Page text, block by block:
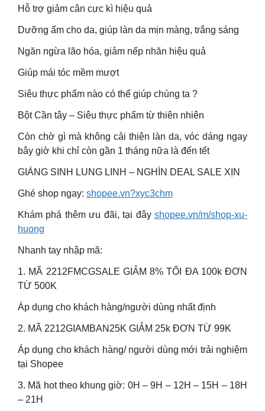
Hỗ trợ giảm cân cực kì hiệu quả
Dưỡng ẩm cho da, giúp làn da mịn màng, trắng sáng
Ngăn ngừa lão hóa, giảm nếp nhăn hiệu quả
Giúp mái tóc mềm mượt
Siêu thực phẩm nào có thể giúp chúng ta ?
Bột Cần tây – Siêu thực phẩm từ thiên nhiên
Còn chờ gì mà không cải thiện làn da, vóc dáng ngay
bây giờ khi chỉ còn gần 1 tháng nữa là đến tết
GIÁNG SINH LUNG LINH – NGHÌN DEAL SALE XỊN
Ghé shop ngay: shopee.vn?xyc3chm
Khám phá thêm ưu đãi, tại đây shopee.vn/m/shop-xu-
huong
Nhanh tay nhập mã:
1. MÃ 2212FMCGSALE GIẢM 8% TỐI ĐA 100k ĐƠN
TỪ 500K
Áp dụng cho khách hàng/người dùng nhất định
2. MÃ 2212GIAMBAN25K GIẢM 25k ĐƠN TỪ 99K
Áp dụng cho khách hàng/ người dùng mới trải nghiệm
tại Shopee
3. Mã hot theo khung giờ: 0H – 9H – 12H – 15H – 18H
– 21H